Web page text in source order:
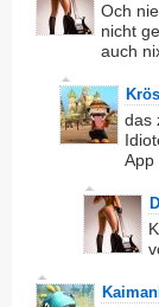
Och
nicht
auch
das
App